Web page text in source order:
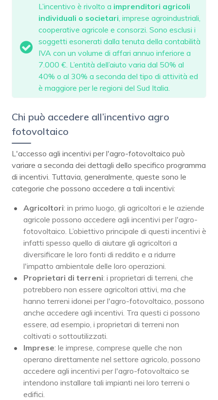
L’incentivo è rivolto a imprenditori agricoli
individuali o societari , imprese agroindustriali,
cooperative agricole e consorzi. Sono esclusi i
soggetti esonerati dalla tenuta della contabilità
IVA con un volume di affari annuo inferiore a
7.000 €. L’entità dell’aiuto varia dal 50% al
40% o al 30% a seconda del tipo di attività ed
è maggiore per le regioni del Sud Italia.
Chi può accedere all’incentivo agro
fotovoltaico
L'accesso agli incentivi per l'agro-fotovoltaico può
variare a seconda dei dettagli dello specifico programma
di incentivi. Tuttavia, generalmente, queste sono le
categorie che possono accedere a tali incentivi:
Agricoltori: in primo luogo, gli agricoltori e le aziende
agricole possono accedere agli incentivi per l'agro-
fotovoltaico. L’obiettivo principale di questi incentivi è
infatti spesso quello di aiutare gli agricoltori a
diversificare le loro fonti di reddito e a ridurre
l'impatto ambientale delle loro operazioni.
Proprietari di terreni: i proprietari di terreni, che
potrebbero non essere agricoltori attivi, ma che
hanno terreni idonei per l'agro-fotovoltaico, possono
anche accedere agli incentivi. Tra questi ci possono
essere, ad esempio, i proprietari di terreni non
coltivati o sottoutilizzati.
Imprese: le imprese, comprese quelle che non
operano direttamente nel settore agricolo, possono
accedere agli incentivi per l'agro-fotovoltaico se
intendono installare tali impianti nei loro terreni o
edifici.